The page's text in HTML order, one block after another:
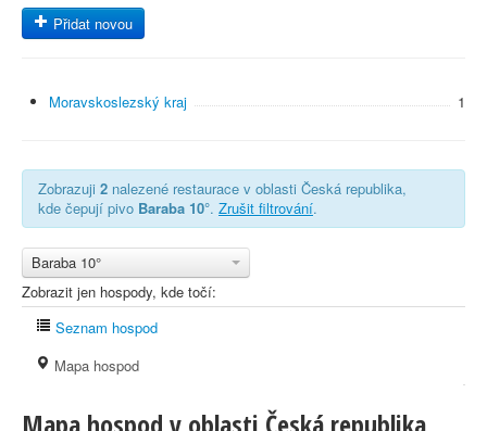
Přidat novou
Moravskoslezský kraj 1
Zobrazuji 2 nalezené restaurace v oblasti Česká republika,
kde čepují pivo Baraba 10°. Zrušit filtrování.
Baraba 10°
Zobrazit jen hospody, kde točí:
Seznam hospod
Mapa hospod